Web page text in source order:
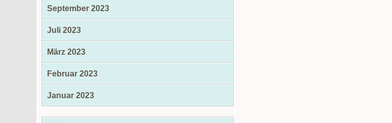
September 2023
Juli 2023
März 2023
Februar 2023
Januar 2023